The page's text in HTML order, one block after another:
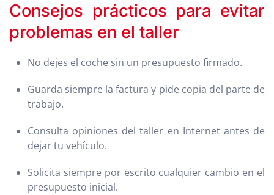
Consejos prácticos para evitar
problemas en el taller
No dejes el coche sin un presupuesto firmado.
Guarda siempre la factura y pide copia del parte de
trabajo.
Consulta opiniones del taller en Internet antes de
dejar tu vehículo.
Solicita siempre por escrito cualquier cambio en el
presupuesto inicial.